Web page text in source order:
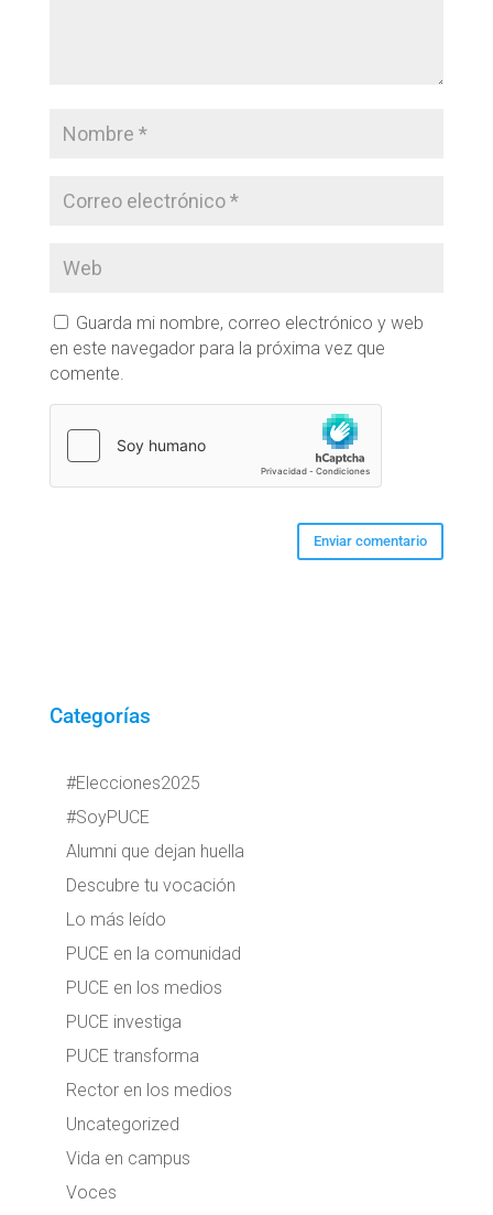
Guarda mi nombre, correo electrónico y web
en este navegador para la próxima vez que
comente.
Categorías
#Elecciones2025
#SoyPUCE
Alumni que dejan huella
Descubre tu vocación
Lo más leído
PUCE en la comunidad
PUCE en los medios
PUCE investiga
PUCE transforma
Rector en los medios
Uncategorized
Vida en campus
Voces